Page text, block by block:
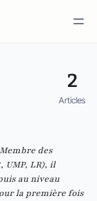
2
Articles
des
UMP, LR), il
au niveau
la première fois